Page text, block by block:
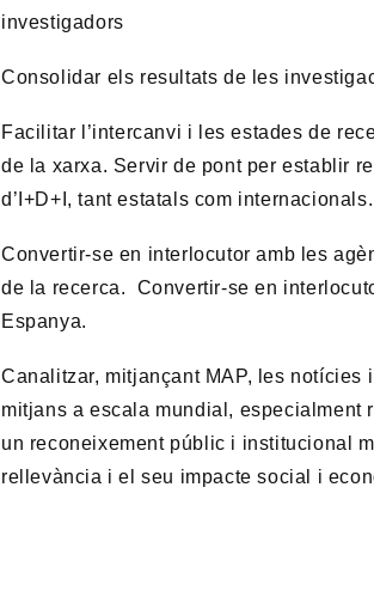
investigadors
Consolidar els resultats de les
Facilitar l’intercanvi i les estades de
de la xarxa. Servir de pont per establir
d’I+D+I, tant estatals com internacionals.
Convertir-se en interlocutor amb les
de la recerca. Convertir-se en
Espanya.
Canalitzar, mitjançant MAP, les notícies
mitjans a escala mundial,
un reconeixement públic i institucional
rellevància i el seu impacte social i